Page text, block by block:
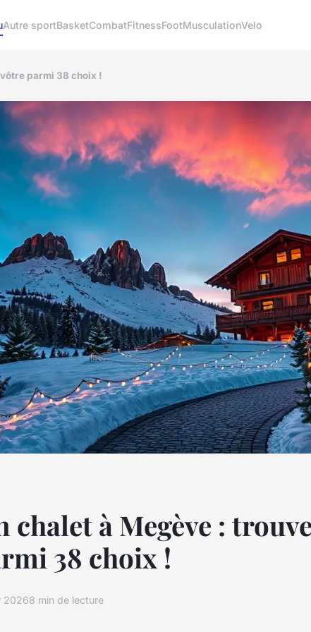
Autre sportBasketCombatFitnessFootMusculationVelo
parmi 38 choix !
chalet à Megève :
38 choix !
20268 min de lecture